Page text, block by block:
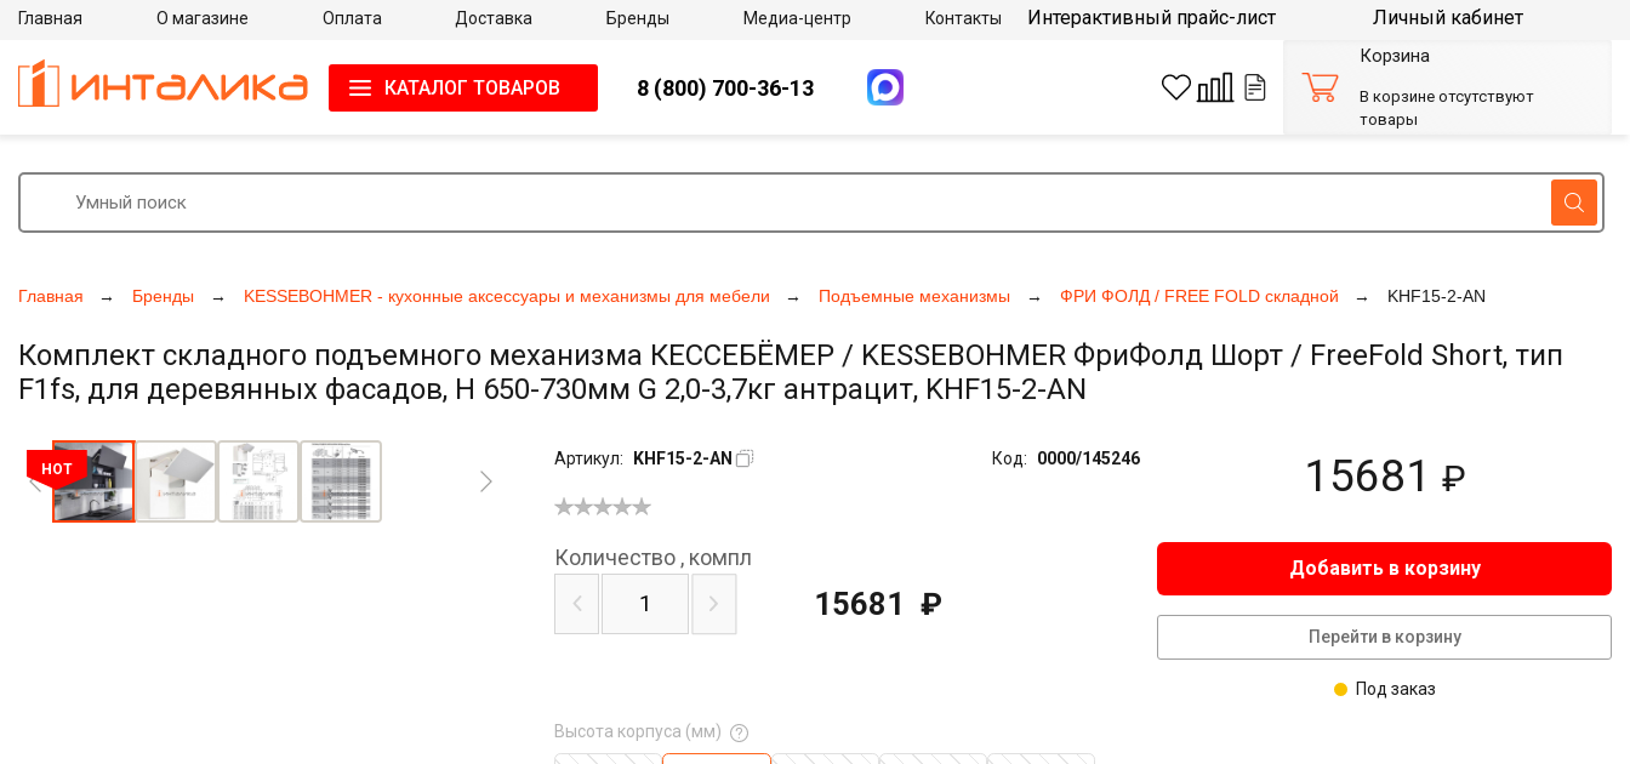
Главная Бренды KESSEBOHMER - кухонные аксессуары и механизмы для мебели Подъемные механизмы ФРИ ФОЛД / FREE FOLD складной KHF15-2-AN
Комплект складного подъемного механизма КЕССЕБЁМЕР / KESSEBOHMER ФриФолд Шорт / FreeFold Short, тип
F1fs, для деревянных фасадов, H 650-730мм G 2,0-3,7кг антрацит, KHF15-2-AN
HOT
Артикул: KHF15-2-AN Код: 0000/145246 15681 ₽
Высота корпуса (мм)
Количество , компл
15681 ₽
Добавить в корзину
Перейти в корзину
Под заказ
Главная О магазине Оплата Доставка Бренды Медиа-центр Контакты Интерактивный прайс-лист Личный кабинет
КАТАЛОГ ТОВАРОВ 8 (800) 700-36-13
Корзина
В корзине отсутствуют
товары